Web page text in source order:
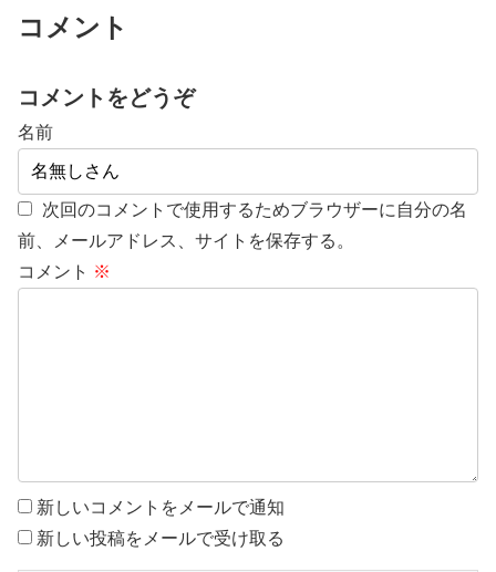
コメント
コメントをどうぞ
名前
次回のコメントで使用するためブラウザーに自分の名
前、メールアドレス、サイトを保存する。
コメント ※
新しいコメントをメールで通知
新しい投稿をメールで受け取る